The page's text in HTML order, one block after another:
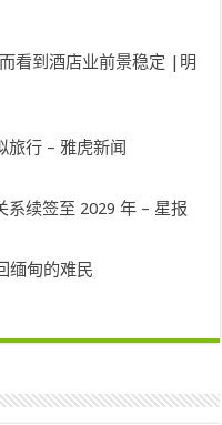
看到酒店业前景稳定 |明
旅行 – 雅虎新闻
系续签至 2029 年 – 星报
缅甸的难民